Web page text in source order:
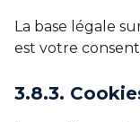
La base légale
est votre
3.8.3.